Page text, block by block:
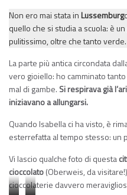
Non ero mai stata inLussemburg
quello che si studia a scuola: è
pulitissimo, oltre che tanto verde.
La parte più antica circondata
vero gioiello: ho camminato
mal di gambe. Si respirava già
iniziavano a allungarsi.
Quando Isabella ci ha visto, è
esterrefatta al tempo stesso: un
Vi lascio qualche foto di questa
cioccolato(Oberweis, da
cioccolaterie davvero